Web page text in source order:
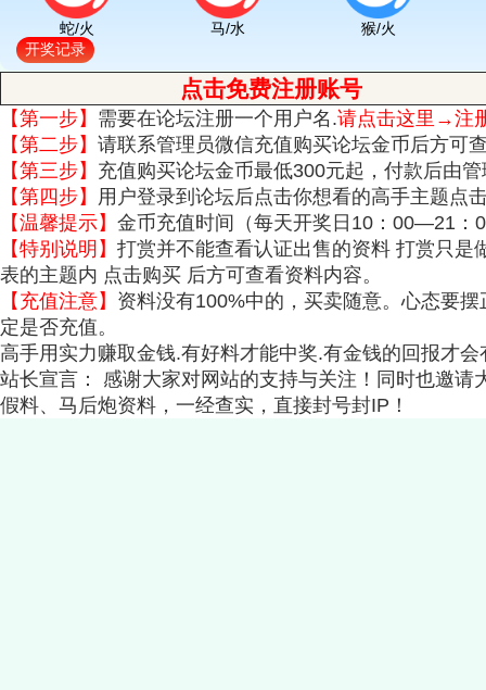
点击免费注册账号
【第一步】 需要在论坛注册一个用户名.请点击这里→注
【第二步】 请联系管理员微信充值购买论坛金币后方可
【第三步】 充值购买论坛金币最低300元起，付款后由
【第四步】 用户登录到论坛后点击你想看的高手主题点
【温馨提示】 金币充值时间（每天开奖日10：00—21：
【特别说明】 打赏并不能查看认证出售的资料 打赏只
表的主题内 点击购买 后方可查看资料内容。
【充值注意】 资料没有100%中的，买卖随意。心态要
定是否充值。
高手用实力赚取金钱.有好料才能中奖.有金钱的回报才
站长宣言： 感谢大家对网站的支持与关注！同时也邀
假料、马后炮资料，一经查实，直接封号封IP！